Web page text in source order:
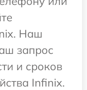
Наш
запрос
и сроков
Infinix.